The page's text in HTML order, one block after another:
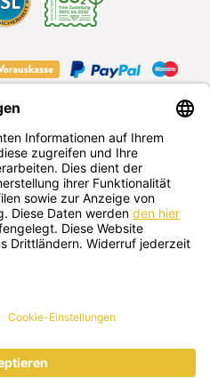
GMBH
Österreich